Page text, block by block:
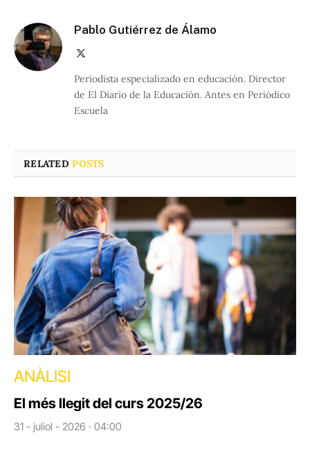
Pablo Gutiérrez de Álamo
Periodista especializado en educación. Director
de El Diario de la Educación. Antes en Periódico
Escuela
RELATEDPOSTS
ANÀLISI
El més llegit del curs 2025/26
31 - juliol - 2026 · 04:00